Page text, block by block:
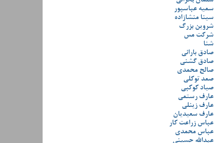
سمیه عباسپور
سینا منشازاده
شروین بزرگ
شرکت مس
شنا
صادق بارانی
صادق گشنی
صالح محمدی
صمد توکلی
صیاد کوکبی
عارف رستمی
عارف زینلی
عارف سعیدیان
عباس زراعت کار
عباس محمدی
عبدالله حسینی